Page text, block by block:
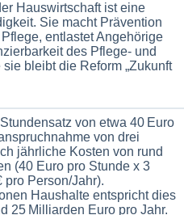
Hauswirtschaft ist eine
Sie macht Prävention
entlastet Angehörige
des Pflege- und
bleibt die Reform „Zukunft
von etwa 40 Euro
von drei
jährliche Kosten von rund
(40 Euro pro Stunde x 3
pro Person/Jahr).
Haushalte entspricht dies
25 Milliarden Euro pro Jahr.